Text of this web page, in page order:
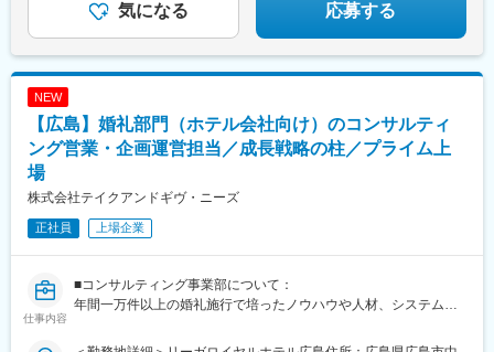
市役所前駅(千葉県)、平和通駅、あおば通駅、渡辺橋駅、沖松島
駅、丸の内駅(愛知県)、心斎橋駅、中津駅(地下鉄)、三宮駅(神戸市
営)、五条駅(京都市営)
気になる 応募する
NEW
【広島】婚礼部門（ホテル会社向け）のコンサルティ
ング営業・企画運営担当／成長戦略の柱／プライム上
場
株式会社テイクアンドギヴ・ニーズ
正社員 上場企業
仕事内容
■コンサルティング事業部について：
年間一万件以上の婚礼施行で培ったノウハウや人材、システムイ
グおよび運営業務を提供しています。業界No.1の組数実績と培っ